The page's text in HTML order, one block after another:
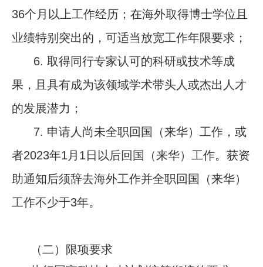
36个月以上工作经历；在海外取得博士学位且
业绩特别突出的，可适当放宽工作年限要求；
6. 取得同行专家认可的科研或技术等成
果，且具有成为该领域学术带头人或杰出人才
的发展潜力；
7. 申请人尚未全职回国（来华）工作，或
者2023年1 月 1日以后回国（来华）工作。获资
助通知后须辞去海外工作并全职回国（来华）
工作不少于3年。
（二）限项要求